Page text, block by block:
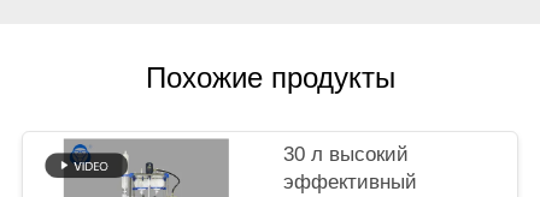
Похожие продукты
30 л высокий
эффективный